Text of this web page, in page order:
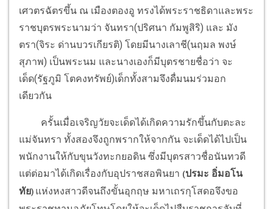
เศวตรฉัตรขึ้น ณ เมืองตองอู ทรงได้พระราชธิดาและพระ
ราชบุตรพระนามว่า จันทรา(ปริศนา กัมพูสิริ) และ มัง
ตรา(จิระ ด่านบวรเกียรติ) โดยมีนางเลาชี(นฤมล พงษ์
สุภาพ) เป็นพระนม และนางเองก็มีบุตรชายชื่อว่า จะ
เด็ด(รัฐภูมิ โตคงทรัพย์)เด็กทั้งสามจึงดื่มนมร่วมอก
เดียวกัน
ครั้นเมื่อเจริญวัยจะเด็ดได้เกิดความรักขึ้นกับตะละ
แม่จันทรา ทั้งสองจึงถูกพรากให้จากกัน จะเด็ดได้ไปเป็น
พนักงานให้กับขุนวังทะกยอดิน ซึ่งมีบุตรสาวชื่อนันทวดี
แต่ต่อมาได้เกิดเรื่องกับอุปราชสอพินยา (ปรมะ อิ่มอโน
ทัย) แห่งหงสาวดีจนถึงขั้นอุกฤษ มหาเถรกุโสดอจึงขอ